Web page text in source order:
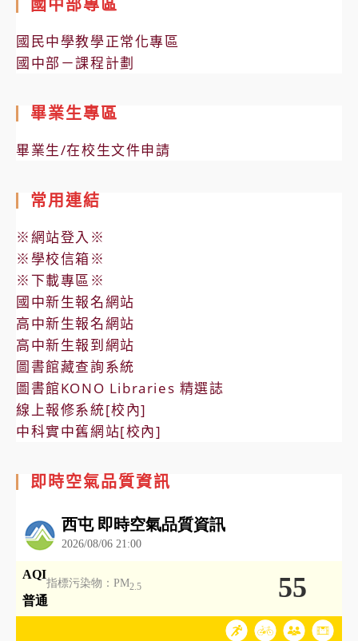
國民中學教學正常化專區
國中部－課程計劃
畢業生專區
畢業生/在校生文件申請
常用連結
※網站登入※
※學校信箱※
※下載專區※
國中新生報名網站
高中新生報名網站
高中新生報到網站
圖書館藏查詢系統
圖書館KONO Libraries 精選誌
線上報修系統[校內]
中科實中舊網站[校內]
即時空氣品質資訊